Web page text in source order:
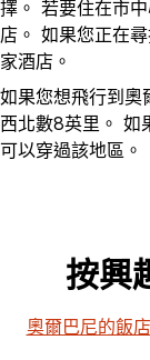
擇。 若要住在市
店。 如果您正在
家酒店。
如果您想飛行到奧
西北數8英里。 如
可以穿過該地區。
按興
奧爾巴尼的飯